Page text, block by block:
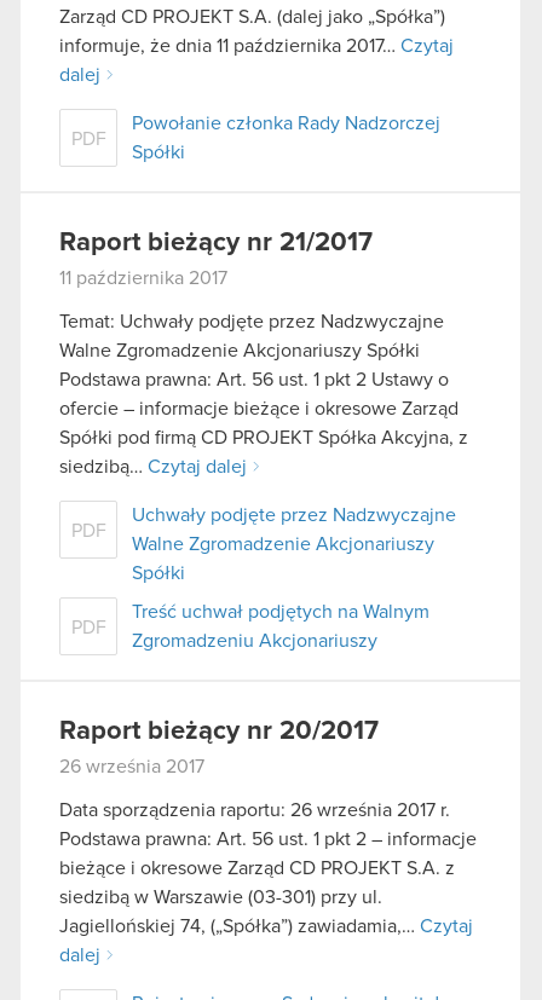
Zarząd CD PROJEKT S.A. (dalej jako „Spółka”)
informuje, że dnia 11 października 2017… Czytaj
dalej
PDF
Powołanie członka Rady Nadzorczej
Spółki
Raport bieżący nr 21/2017
11 października 2017
Temat: Uchwały podjęte przez Nadzwyczajne
Walne Zgromadzenie Akcjonariuszy Spółki
Podstawa prawna: Art. 56 ust. 1 pkt 2 Ustawy o
ofercie – informacje bieżące i okresowe Zarząd
Spółki pod firmą CD PROJEKT Spółka Akcyjna, z
siedzibą… Czytaj dalej
PDF
Uchwały podjęte przez Nadzwyczajne
Walne Zgromadzenie Akcjonariuszy
Spółki
PDF
Treść uchwał podjętych na Walnym
Zgromadzeniu Akcjonariuszy
Raport bieżący nr 20/2017
26 września 2017
Data sporządzenia raportu: 26 września 2017 r.
Podstawa prawna: Art. 56 ust. 1 pkt 2 – informacje
bieżące i okresowe Zarząd CD PROJEKT S.A. z
siedzibą w Warszawie (03-301) przy ul.
Jagiellońskiej 74, („Spółka”) zawiadamia,… Czytaj
dalej